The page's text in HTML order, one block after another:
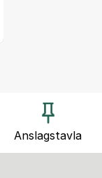
Anslagstavla